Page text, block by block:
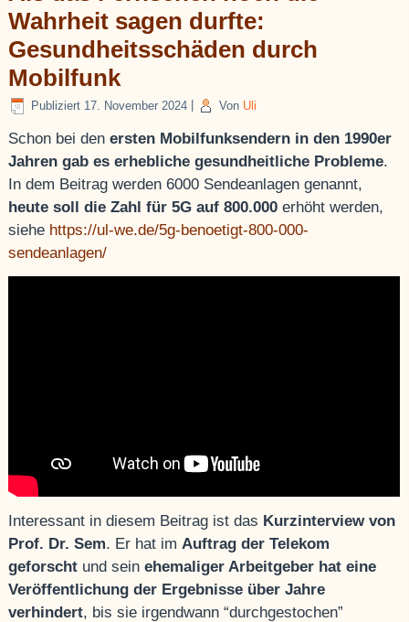
Wahrheit sagen durfte:
Gesundheitsschäden durch
Mobilfunk
Publiziert 17. November 2024 Von Uli
Schon bei denersten Mobilfunksendern in den 1990er
Jahren gab es erhebliche gesundheitliche Probleme.
In dem Beitrag werden 6000 Sendeanlagen genannt,
heute soll die Zahl für 5G auf 800.000 erhöht werden,
siehe https://ul-we.de/5g-benoetigt-800-000-
sendeanlagen/
Interessant in diesem Beitrag ist das Kurzinterview von
Prof. Dr. Sem. Er hat im Auftrag der Telekom
geforscht und seinehemaliger Arbeitgeber hat eine
Veröffentlichung der Ergebnisse über Jahre
verhindert, bis sie irgendwann “durchgestochen”